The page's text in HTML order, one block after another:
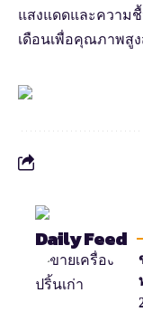
แสงแดดและความ
เดือนเพื่อคุณภาพสู
Daily Feed